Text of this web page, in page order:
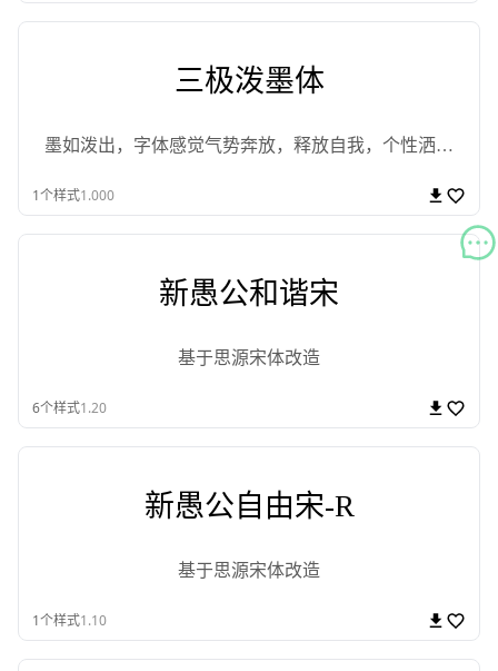
三极泼墨体
墨如泼出，字体感觉气势奔放，释放自我，个性洒脱
1个样式1.000
新愚公和谐宋
基于思源宋体改造
6个样式1.20
新愚公自由宋-R
基于思源宋体改造
1个样式1.10